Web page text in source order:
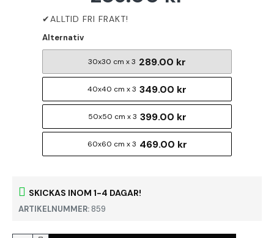
SKICKAS INOM 1-4 DAGAR!
ARTIKELNUMMER:859
Alternativ
30x30 cm x 3 289.00 kr
40x40 cm x 3 349.00 kr
50x50 cm x 3 399.00 kr
60x60 cm x 3 469.00 kr